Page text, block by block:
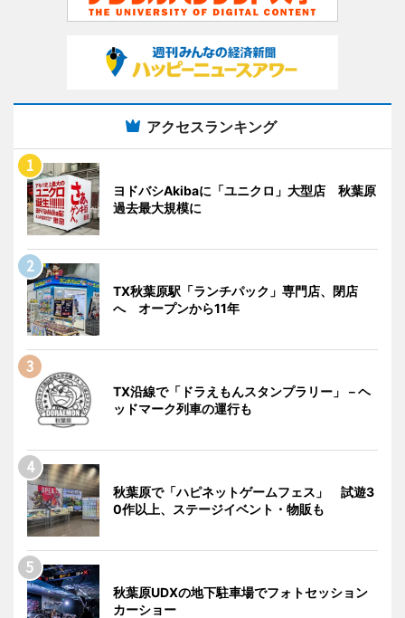
アクセスランキング
ヨドバシAkibaに「ユニクロ」大型店 秋葉原
過去最大規模に
TX秋葉原駅「ランチパック」専門店、閉店
へ オープンから11年
TX沿線で「ドラえもんスタンプラリー」－ヘ
ッドマーク列車の運行も
秋葉原で「ハピネットゲームフェス」 試遊3
0作以上、ステージイベント・物販も
秋葉原UDXの地下駐車場でフォトセッション
カーショー